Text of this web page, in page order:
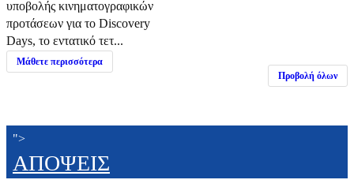
υποβολής κινηματογραφικών
προτάσεων για το Discovery
Days, το εντατικό τετ...
Μάθετε περισσότερα
Προβολή όλων
">
ΑΠΟΨΕΙΣ